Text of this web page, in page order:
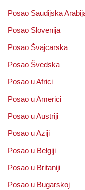
Posao Saudijska
Posao Slovenija
Posao Švajcarska
Posao Švedska
Posao u Africi
Posao u Americi
Posao u Austriji
Posao u Aziji
Posao u Belgiji
Posao u Britaniji
Posao u Bugarskoj